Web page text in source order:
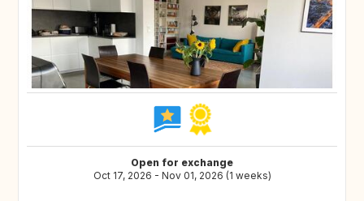
Open for exchange
Oct 17, 2026 - Nov 01, 2026 (1 weeks)